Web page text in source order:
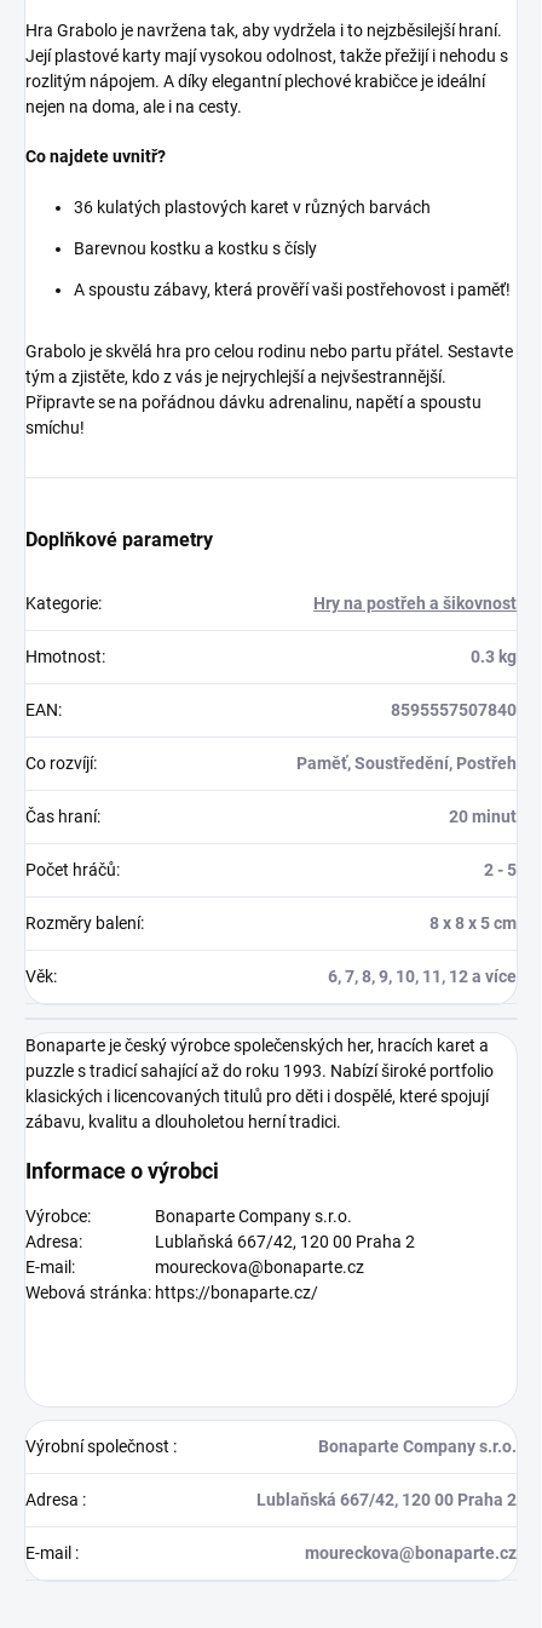
Hra Grabolo je navržena tak, aby vydržela i to nejzběsilejší hraní.
Její plastové karty mají vysokou odolnost, takže přežijí i nehodu s
rozlitým nápojem. A díky elegantní plechové krabičce je ideální
nejen na doma, ale i na cesty.
Co najdete uvnitř?
36 kulatých plastových karet v různých barvách
Barevnou kostku a kostku s čísly
A spoustu zábavy, která prověří vaši postřehovost i paměť!
Grabolo je skvělá hra pro celou rodinu nebo partu přátel. Sestavte
tým a zjistěte, kdo z vás je nejrychlejší a nejvšestrannější.
Připravte se na pořádnou dávku adrenalinu, napětí a spoustu
smíchu!
Doplňkové parametry
Kategorie: Hry na postřeh a šikovnost
Hmotnost: 0.3 kg
EAN: 8595557507840
Co rozvíjí: Paměť, Soustředění, Postřeh
Čas hraní: 20 minut
Počet hráčů: 2 - 5
Rozměry balení: 8 x 8 x 5 cm
Věk: 6, 7, 8, 9, 10, 11, 12 a více
Bonaparte je český výrobce společenských her, hracích karet a
puzzle s tradicí sahající až do roku 1993. Nabízí široké portfolio
klasických i licencovaných titulů pro děti i dospělé, které spojují
zábavu, kvalitu a dlouholetou herní tradici.
Informace o výrobci
Výrobce:
Bonaparte Company s.r.o.
Adresa:
Lublaňská 667/42, 120 00 Praha 2
E-mail:
moureckova@bonaparte.cz
Webová stránka: https://bonaparte.cz/
Výrobní společnost : Bonaparte Company s.r.o.
Adresa : Lublaňská 667/42, 120 00 Praha 2
E-mail : moureckova@bonaparte.cz